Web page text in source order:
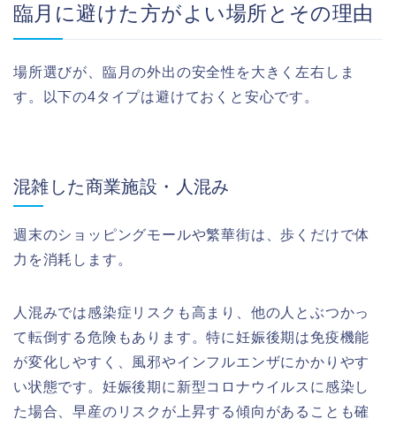
臨月に避けた方がよい場所とその理由
場所選びが、臨月の外出の安全性を大きく左右しま
す。以下の4タイプは避けておくと安心です。
混雑した商業施設・人混み
週末のショッピングモールや繁華街は、歩くだけで体
力を消耗します。
人混みでは感染症リスクも高まり、他の人とぶつかっ
て転倒する危険もあります。特に妊娠後期は免疫機能
が変化しやすく、風邪やインフルエンザにかかりやす
い状態です。妊娠後期に新型コロナウイルスに感染し
た場合、早産のリスクが上昇する傾向があることも確